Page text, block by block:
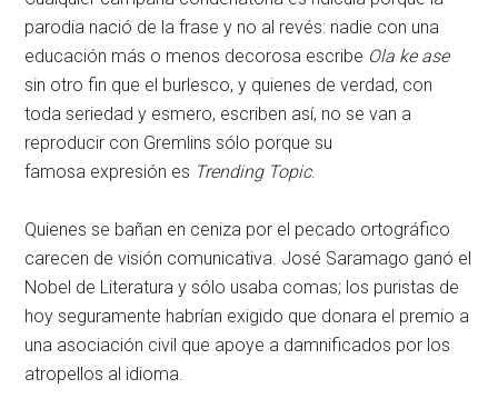
parodia nació de la frase y no al revés: nadie con una
educación más o menos decorosa escribe Ola ke ase
sin otro fin que el burlesco, y quienes de verdad, con
toda seriedad y esmero, escriben así, no se van a
reproducir con Gremlins sólo porque su
famosa expresión es Trending Topic.
Quienes se bañan en ceniza por el pecado ortográfico
carecen de visión comunicativa. José Saramago ganó el
Nobel de Literatura y sólo usaba comas; los puristas de
hoy seguramente habrían exigido que donara el premio a
una asociación civil que apoye a damnificados por los
atropellos al idioma.